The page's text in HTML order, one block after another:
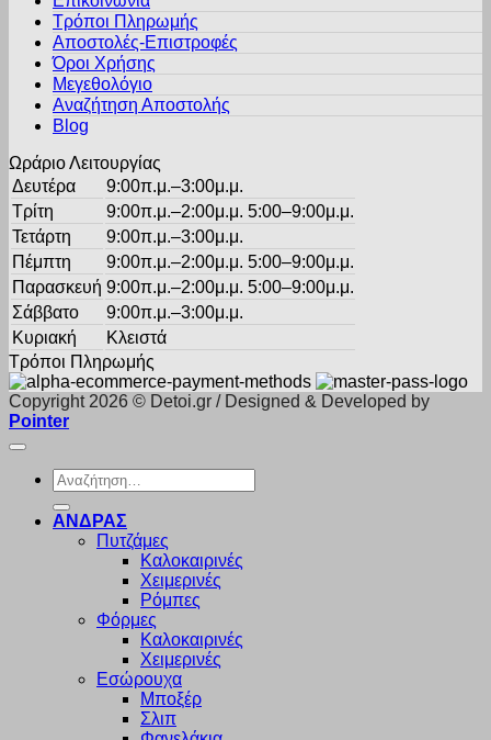
επιλογές
μπορούν
επιλεγούν
σελίδα
Τρόποι Πληρωμής
Αποστολές-Επιστροφές
Όροι Χρήσης
Μεγεθολόγιο
Αναζήτηση Αποστολής
Blog
Ωράριο Λειτουργίας
Δευτέρα
9:00π.μ.–3:00μ.μ.
Τρίτη
9:00π.μ.–2:00μ.μ. 5:00–9:00μ.μ.
Τετάρτη
9:00π.μ.–3:00μ.μ.
Πέμπτη
9:00π.μ.–2:00μ.μ. 5:00–9:00μ.μ.
Παρασκευή 9:00π.μ.–2:00μ.μ. 5:00–9:00μ.μ.
Σάββατο
9:00π.μ.–3:00μ.μ.
Κυριακή
Κλειστά
Τρόποι Πληρωμής
Copyright 2026 © Detoi.gr / Designed & Developed by
Pointer
Αναζήτηση
για:
ΑΝΔΡΑΣ
Πυτζάμες
Καλοκαιρινές
Χειμερινές
Ρόμπες
Φόρμες
Καλοκαιρινές
Χειμερινές
Εσώρουχα
Μποξέρ
Σλιπ